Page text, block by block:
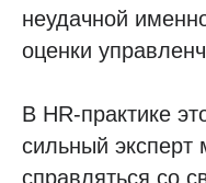
неудачной
оценки
В HR-практике
сильный эксперт
справляться со